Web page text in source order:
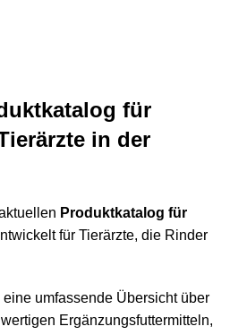
für
in der
Produktkatalog für
für Tierärzte, die Rinder
umfassende Übersicht über
Ergänzungsfuttermitteln,